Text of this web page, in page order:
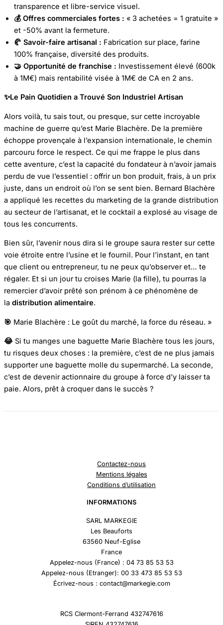
transparence et libre-service visuel.
💰 Offres commerciales fortes : « 3 achetées = 1 gratuite »
et -50% avant la fermeture.
🥐 Savoir-faire artisanal : Fabrication sur place, farine
100% française, diversité des produits.
🤝 Opportunité de franchise : Investissement élevé (600k
à 1M€) mais rentabilité visée à 1M€ de CA en 2 ans.
✨Le Pain Quotidien a Trouvé Son Industriel Artisan
Alors voilà, tu sais tout, ou presque, sur cette incroyable
machine de guerre qu’est Marie Blachère. De la première
échoppe provençale à l’expansion internationale, le chemin
parcouru force le respect. Ce qui me frappe le plus dans
cette aventure, c’est la capacité du fondateur à n’avoir jamais
perdu de vue l’essentiel : offrir un bon produit, frais, à un prix
juste, dans un endroit où l’on se sent bien. Bernard Blachère
a appliqué les recettes du marketing de la grande distribution
au secteur de l’artisanat, et le cocktail a explosé au visage de
tous les concurrents.
Bien sûr, l’avenir nous dira si le groupe saura rester sur cette
voie étroite entre l’usine et le fournil. Pour l’instant, en tant
que client ou entrepreneur, tu ne peux qu’observer et… te
régaler. Et si un jour tu croises Marie (la fille), tu pourras la
remercier d’avoir prêté son prénom à ce phénomène de
la distribution alimentaire.
🎯 Marie Blachère : Le goût du marché, la force du réseau. »
😂 Si tu manges une baguette Marie Blachère tous les jours,
tu risques deux choses : la première, c’est de ne plus jamais
supporter une baguette molle du supermarché. La seconde,
c’est de devenir actionnaire du groupe à force d’y laisser ta
paie. Alors, prêt à croquer dans le succès ?
Contactez-nous
Mentions légales
Conditions d’utilisation
INFORMATIONS
SARL MARKEGIE
Les Beauforts
63560 Neuf-Eglise
France
Appelez-nous (France) : 04 73 85 53 53
Appelez-nous (Etranger): 00 33 473 85 53 53
Écrivez-nous : contact@markegie.com
RCS Clermont-Ferrand 432747616